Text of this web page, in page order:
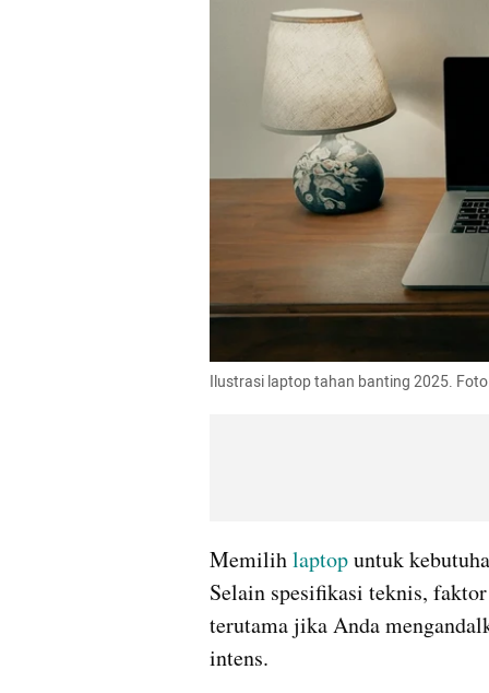
Ilustrasi laptop tahan banting 2025.
Memilih laptop untuk
Selain spesifikasi teknis,
terutama jika Anda
intens.